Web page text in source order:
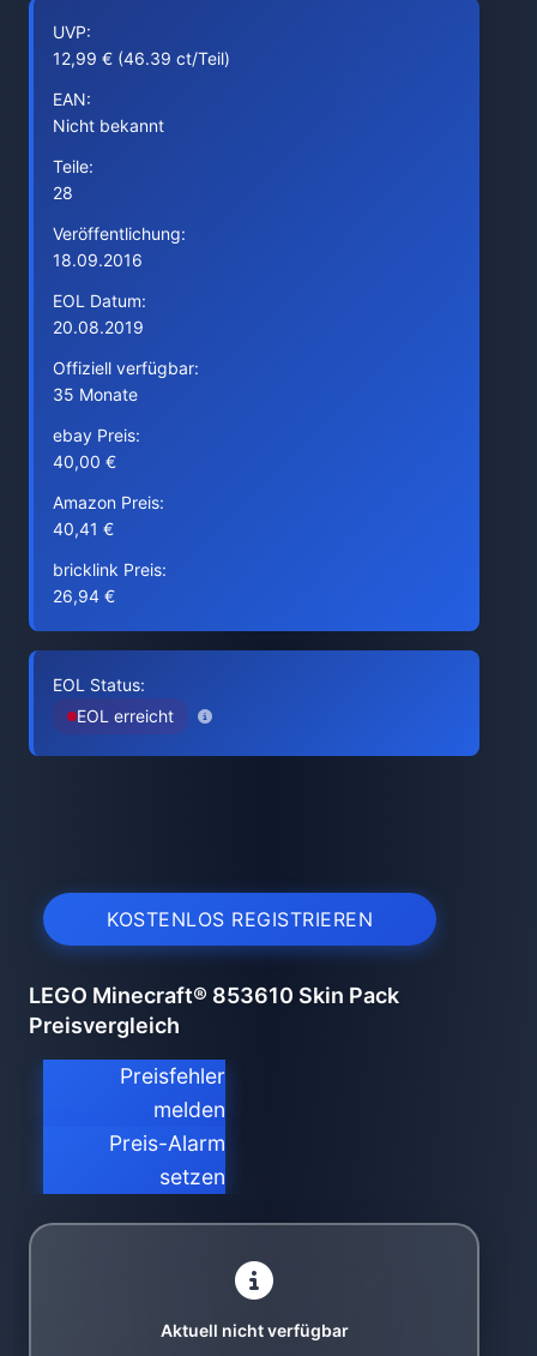
UVP:
12,99 € (46.39 ct/Teil)
EAN:
Nicht bekannt
Teile:
28
Veröffentlichung:
18.09.2016
EOL Datum:
20.08.2019
Offiziell verfügbar:
35 Monate
ebay Preis:
40,00 €
Amazon Preis:
40,41 €
bricklink Preis:
26,94 €
EOL Status:
EOL erreicht
KOSTENLOS REGISTRIEREN
LEGO Minecraft® 853610 Skin Pack
Preisvergleich
Preisfehler
melden
Preis-Alarm
setzen
Aktuell nicht verfügbar